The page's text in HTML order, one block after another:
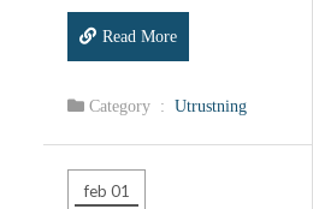
Read More
Category : Utrustning
feb 01